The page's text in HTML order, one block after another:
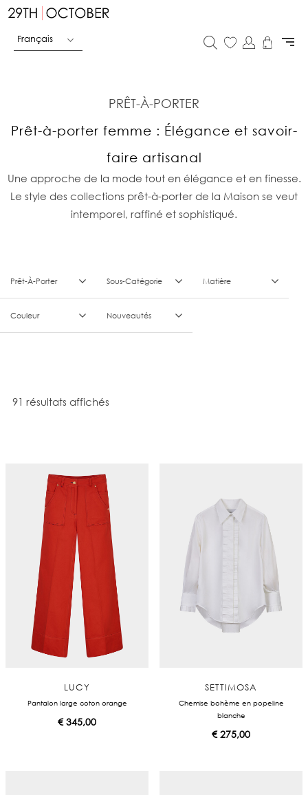
Français
PRÊT-À-PORTER
Prêt-à-porter femme : Élégance et savoir-
faire artisanal
Une approche de la mode tout en élégance et en finesse.
Le style des collections prêt-à-porter de la Maison se veut
intemporel, raffiné et sophistiqué.
Prêt-À-Porter Sous-Catégorie Matière
Couleur Nouveautés
91 résultats affichés
LUCY
Pantalon large coton orange
€345,00
SETTIMOSA
Chemise bohème en popeline
blanche
€275,00